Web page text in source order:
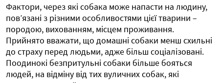
Фактори, через які собака може напасти на людину,
пов’язані з різними особливостями цієї тварини –
породою, вихованням, місцем проживання.
Прийнято вважати, що домашні собаки менш схильні
до страху перед людьми, адже більш соціалізовані.
Поодинокі безпритульні собаки більше бояться
людей, на відміну від тих вуличних собак, які